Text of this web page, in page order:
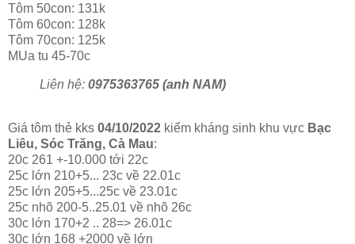
Tôm 50con: 131k
Tôm 60con: 128k
Tôm 70con: 125k
MUa tu 45-70c
Liên hệ: 0975363765 (anh NAM)
Giá tôm thẻ kks 04/10/2022 kiểm kháng sinh khu vực Bạc
Liêu, Sóc Trăng, Cà Mau:
20c 261 +-10.000 tới 22c
25c lớn 210+5... 23c về 22.01c
25c lớn 205+5...25c về 23.01c
25c nhõ 200-5..25.01 về nhõ 26c
30c lớn 170+2 .. 28=> 26.01c
30c lớn 168 +2000 về lớn